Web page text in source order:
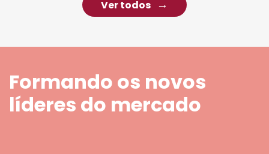
Ver todos
Formando os novos
líderes do mercado